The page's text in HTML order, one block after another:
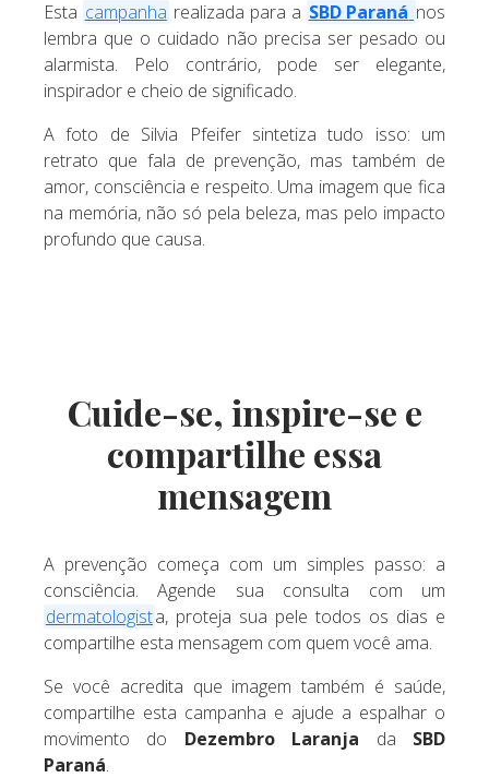
Esta campanha realizada para a SBD Paraná nos
lembra que o cuidado não precisa ser pesado ou
alarmista. Pelo contrário, pode ser elegante,
inspirador e cheio de significado.
A foto de Silvia Pfeifer sintetiza tudo isso: um
retrato que fala de prevenção, mas também de
amor, consciência e respeito. Uma imagem que fica
na memória, não só pela beleza, mas pelo impacto
profundo que causa.
Cuide-se, inspire-se e
compartilhe essa
mensagem
A prevenção começa com um simples passo: a
consciência. Agende sua consulta com um
dermatologista, proteja sua pele todos os dias e
compartilhe esta mensagem com quem você ama.
Se você acredita que imagem também é saúde,
compartilhe esta campanha e ajude a espalhar o
movimento do Dezembro Laranja da SBD
Paraná.